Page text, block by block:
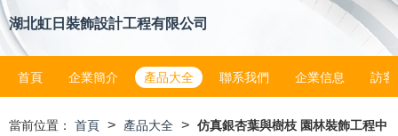
湖北虹日裝飾設計工程有限公司
首頁 企業簡介 產品大全 聯系我們 企業信息 訪客
當前位置： 首頁 > 產品大全 > 仿真銀杏葉與樹枝 園林裝飾工程中